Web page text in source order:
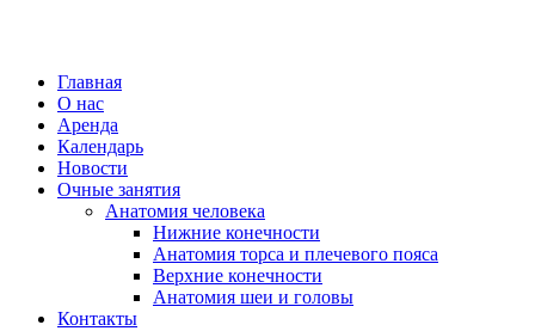
Главная
О нас
Аренда
Календарь
Новости
Очные занятия
Анатомия человека
Нижние конечности
Анатомия торса и плечевого пояса
Верхние конечности
Анатомия шеи и головы
Контакты